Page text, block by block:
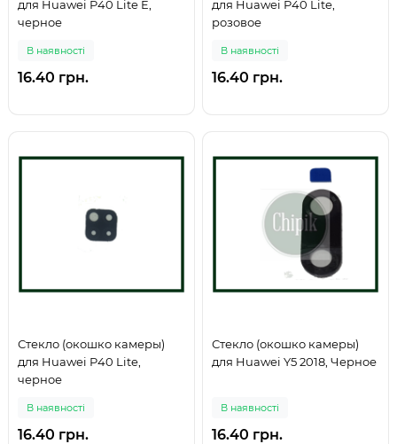
для Huawei P40 Lite E,
черное
В наявності
16.40 грн.
для Huawei P40 Lite,
розовое
В наявності
16.40 грн.
Стекло (окошко камеры)
для Huawei P40 Lite,
черное
В наявності
16.40 грн.
Стекло (окошко камеры)
для Huawei Y5 2018, Черное
В наявності
16.40 грн.